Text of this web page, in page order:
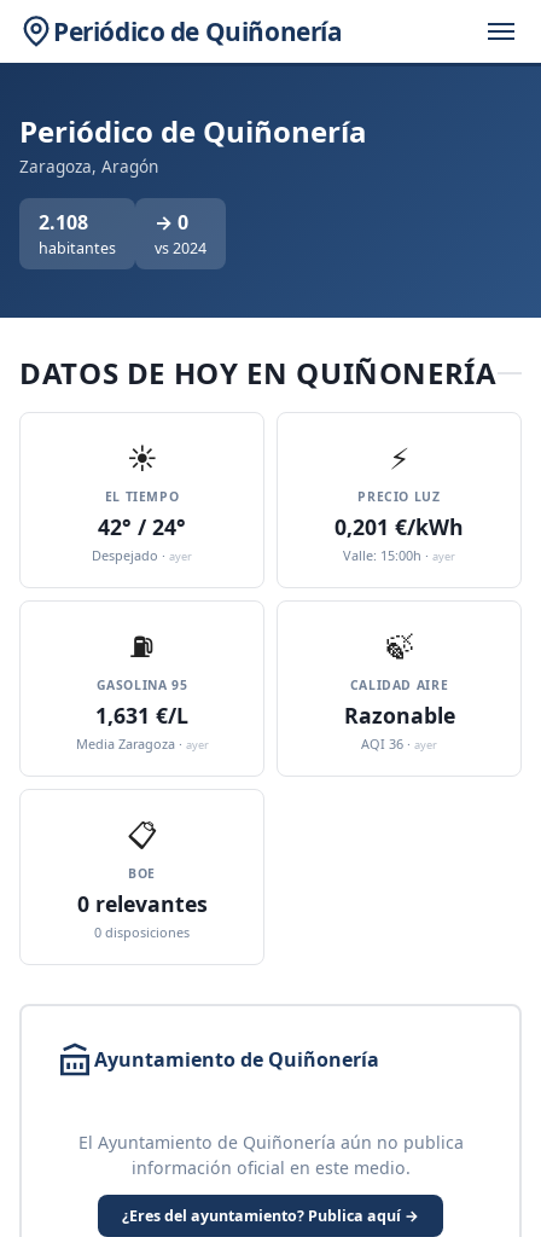
Periódico de Quiñonería
Periódico de Quiñonería
Zaragoza, Aragón
2.108
habitantes
→ 0
vs 2024
DATOS DE HOY EN QUIÑONERÍA
☀️
EL TIEMPO
42° / 24°
Despejado · ayer
⚡
PRECIO LUZ
0,201 €/kWh
Valle: 15:00h · ayer
⛽️
GASOLINA 95
1,631 €/L
Media Zaragoza · ayer
🍃
CALIDAD AIRE
Razonable
AQI 36 · ayer
📋
BOE
0 relevantes
0 disposiciones
Ayuntamiento de Quiñonería
El Ayuntamiento de Quiñonería aún no publica
información oficial en este medio.
¿Eres del ayuntamiento? Publica aquí →